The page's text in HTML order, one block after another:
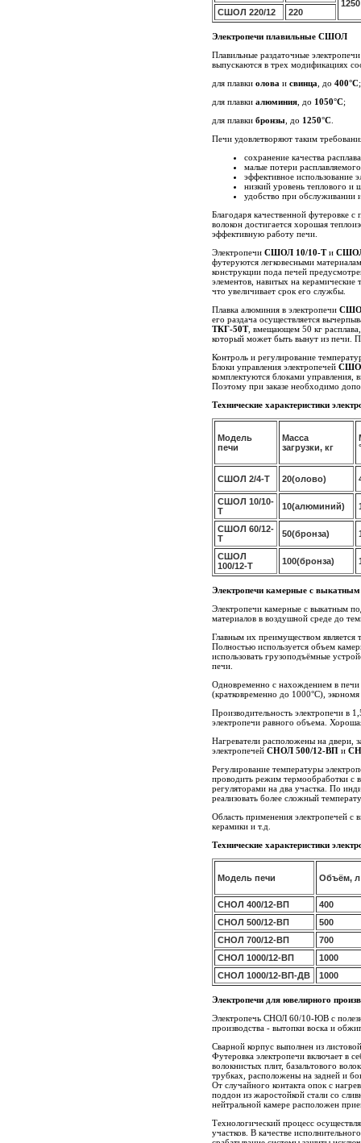
1250
СШОЛ 220/12
220
Электропечи плавильные СШОЛ
Плавильные раздаточные
выпускаются в трех модификациях
для плавки олова и свинца , до 400°С;
для плавки алюминия , до 1050°С;
для плавки бронзы , до 1250°С
Печи удовлетворяют таким
сохранение качества
малые потери
эффективное использование
низкий уровень теплового и
удобство при обслуживании
Благодаря качественной футеровке
волокон достигается хорошая
эффективную работу печи.
Электропечи СШОЛ 10/10-Ти
футеруются легковесными
конструкции пода печей
элементов, навитых на
что увеличивает срок его службы.
Плавка алюминия в электропечи
его раздача осуществляется
ТКГ-50Т, вмещающем 50 кг
который может быть вынут из печи.
Контроль и регулирование
Блоки управления электропечей
комплектуются блоками управления,
Поэтому при заказе необходимо
Технические характеристики
Модель
печи
Масса
загрузки, кг
СШОЛ 2/4-Т 20(олово)
СШОЛ 10/10-
Т
10(алюминий)
СШОЛ 60/12-
Т
50(бронза)
СШОЛ
100/12-Т
100(бронза)
Электропечи камерные с
Электропечи камерные с выкатным
материалов в воздушной среде до
Главным их преимуществом является
Полностью используется объем
использовать грузоподъёмные
печи.
Одновременно с нахождением в
(кратковременно до 1000°С),
Производительность электропечи в
электропечи равного объема.
Нагреватели расположены на двери,
электропечей СНОЛ 500/12-ВП и
Регулирование температуры
проводить режим термообработки с
регуляторами на два участка. По
реализовать более сложный
Область применения электропечей с
керамики и т.д.
Технические характеристики
Модель печи Объём, л
СНОЛ 400/12-ВП
400
СНОЛ 500/12-ВП
500
СНОЛ 700/12-ВП
700
СНОЛ 1000/12-ВП
1000
СНОЛ 1000/12-ВП-ДВ
1000
Электропечи для ювелирного
Электропечь СНОЛ 60/10-ЮВ с
производства - вытопки воска и
Сварной корпус выполнен из
Футеровка электропечи включает в
волокнистых плит, базальтового
трубках, расположены на задней и
От случайного контакта опок с
поддон из жаростойкой стали со
нейтральной камере расположен
Технологический процесс
участков. В качестве